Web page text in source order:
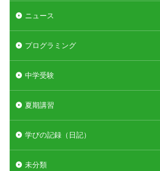
ニュース
プログラミング
中学受験
夏期講習
学びの記録（日記）
未分類